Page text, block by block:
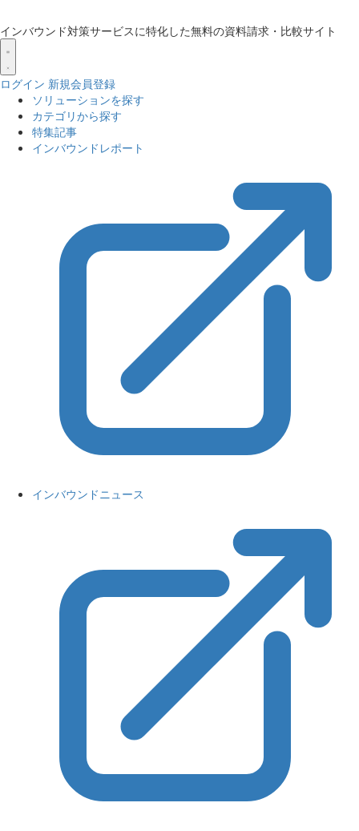
インバウンド対策サービスに特化した無料の資料請求・比較サイト
ログイン 新規会員登録
ソリューションを探す
カテゴリから探す
特集記事
インバウンドレポート
インバウンドニュース